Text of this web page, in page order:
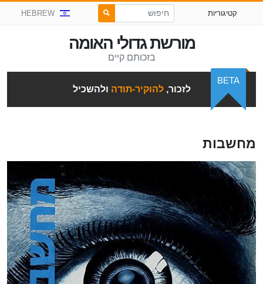
קטיגוריות HEBREW
מורשת גדולי האומה
בזכותם קיים
לזכור,להוקיר-תודה ולהשכיל
BETA
מחשבות